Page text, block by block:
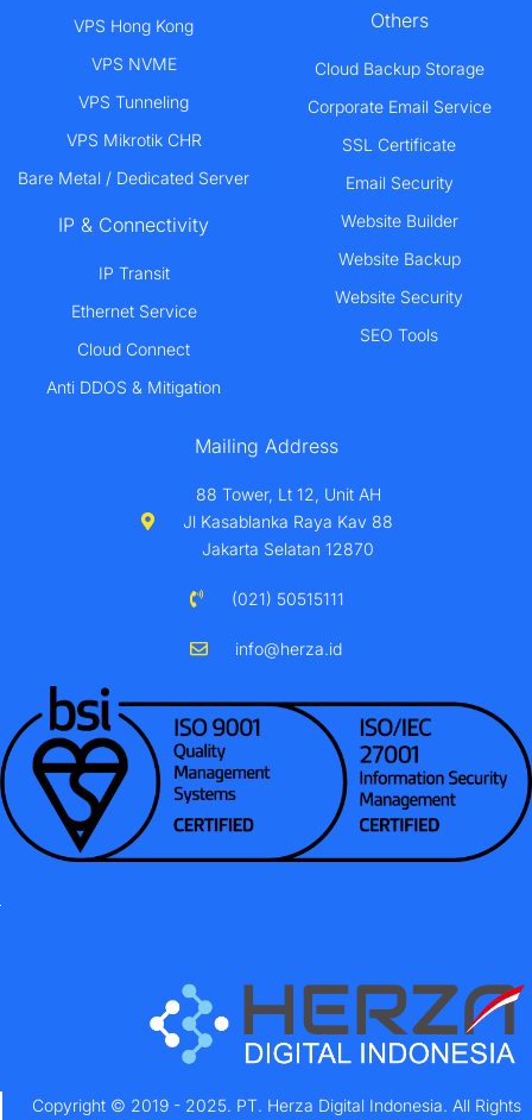
VPS Hong Kong
VPS NVME
VPS Tunneling
VPS Mikrotik CHR
Bare Metal / Dedicated Server
IP & Connectivity
IP Transit
Ethernet Service
Cloud Connect
Anti DDOS & Mitigation
Others
Cloud Backup Storage
Corporate Email Service
SSL Certificate
Email Security
Website Builder
Website Backup
Website Security
SEO Tools
Mailing Address
88 Tower, Lt 12, Unit AH
Jl Kasablanka Raya Kav 88
Jakarta Selatan 12870
(021) 50515111
info@herza.id
Copyright © 2019 - 2025. PT. Herza Digital Indonesia. All Rights